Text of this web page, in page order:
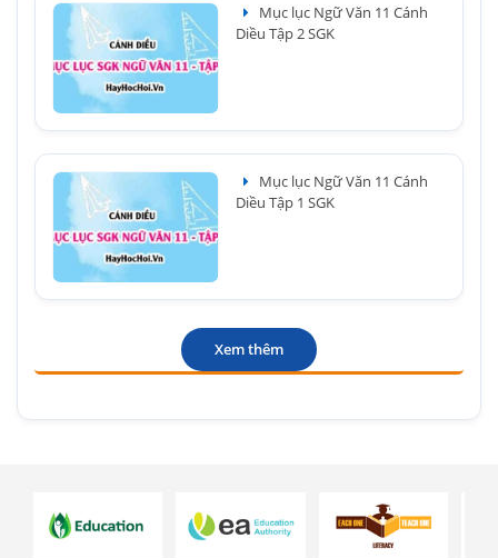
Mục lục Ngữ Văn 11 Cánh
Diều Tập 2 SGK
Mục lục Ngữ Văn 11 Cánh
Diều Tập 1 SGK
Xem thêm